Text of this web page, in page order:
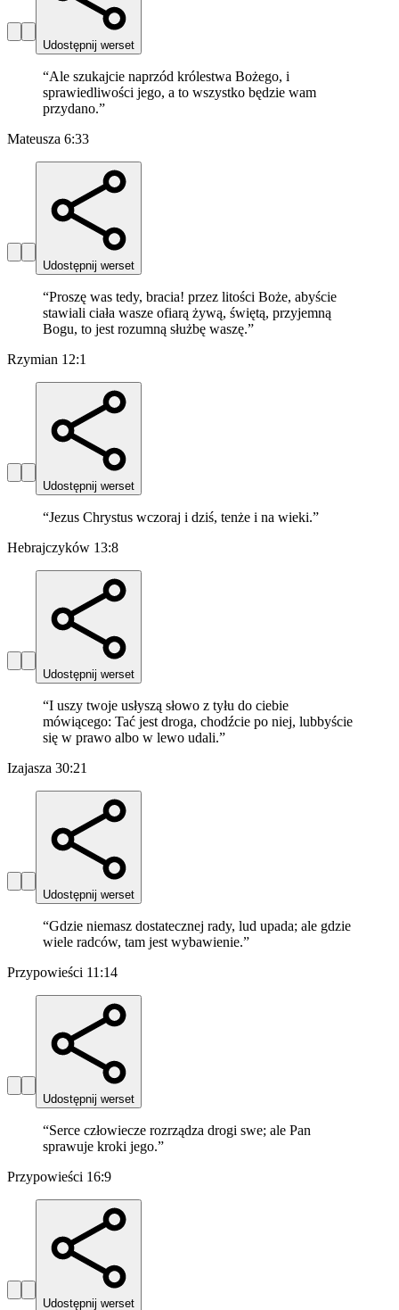
Udostępnij werset
“Ale szukajcie naprzód królestwa Bożego, i
sprawiedliwości jego, a to wszystko będzie wam
przydano.”
Mateusza 6:33
Udostępnij werset
“Proszę was tedy, bracia! przez litości Boże, abyście
stawiali ciała wasze ofiarą żywą, świętą, przyjemną
Bogu, to jest rozumną służbę waszę.”
Rzymian 12:1
Udostępnij werset
“Jezus Chrystus wczoraj i dziś, tenże i na wieki.”
Hebrajczyków 13:8
Udostępnij werset
“I uszy twoje usłyszą słowo z tyłu do ciebie
mówiącego: Tać jest droga, chodźcie po niej, lubbyście
się w prawo albo w lewo udali.”
Izajasza 30:21
Udostępnij werset
“Gdzie niemasz dostatecznej rady, lud upada; ale gdzie
wiele radców, tam jest wybawienie.”
Przypowieści 11:14
Udostępnij werset
“Serce człowiecze rozrządza drogi swe; ale Pan
sprawuje kroki jego.”
Przypowieści 16:9
Udostępnij werset